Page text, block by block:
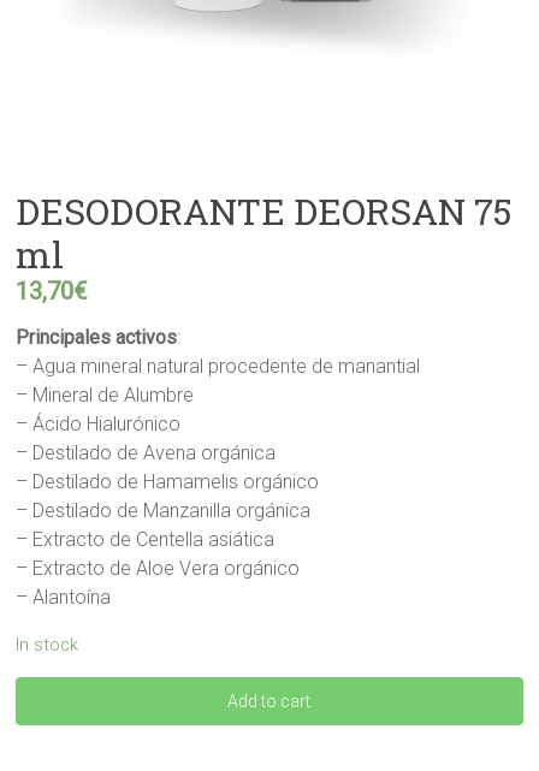
DESODORANTE DEORSAN 75
ml
13,70€
Principales activos:
– Agua mineral natural procedente de manantial
– Mineral de Alumbre
– Ácido Hialurónico
– Destilado de Avena orgánica
– Destilado de Hamamelis orgánico
– Destilado de Manzanilla orgánica
– Extracto de Centella asiática
– Extracto de Aloe Vera orgánico
– Alantoína
In stock
DESODORANTE
Add to cart